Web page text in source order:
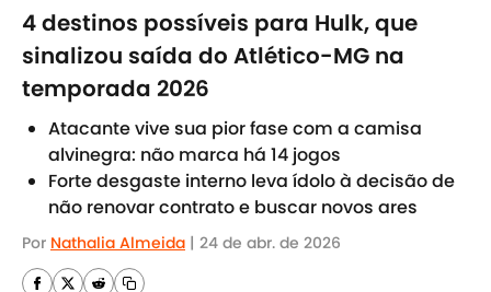
4 destinos possíveis para Hulk, que
sinalizou saída do Atlético-MG na
temporada 2026
Atacante vive sua pior fase com a camisa
alvinegra: não marca há 14 jogos
Forte desgaste interno leva ídolo à decisão de
não renovar contrato e buscar novos ares
Por Nathalia Almeida | 24 de abr. de 2026